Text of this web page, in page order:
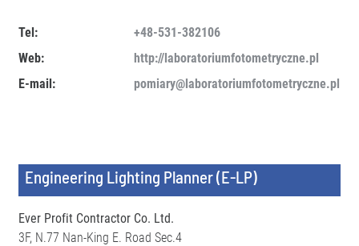
Tel:
+48-531-382106
Web:
http://laboratoriumfotometryczne.pl
E-mail:
pomiary@laboratoriumfotometryczne.pl
Engineering Lighting Planner (E-LP)
Ever Profit Contractor Co. Ltd.
3F, N.77 Nan-King E. Road Sec.4